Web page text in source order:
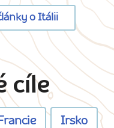
o Itálii
cíle
Irsko